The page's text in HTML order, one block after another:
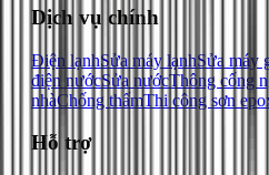
Dịch vụ chính
Điện lạnhSửa máy lạnhSửa máy
điện nướcSửa nướcThông cống
nhàChống thấmThi công sơn
Hỗ trợ